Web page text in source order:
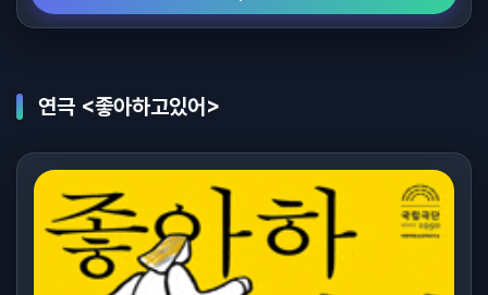
연극 <좋아하고있어>